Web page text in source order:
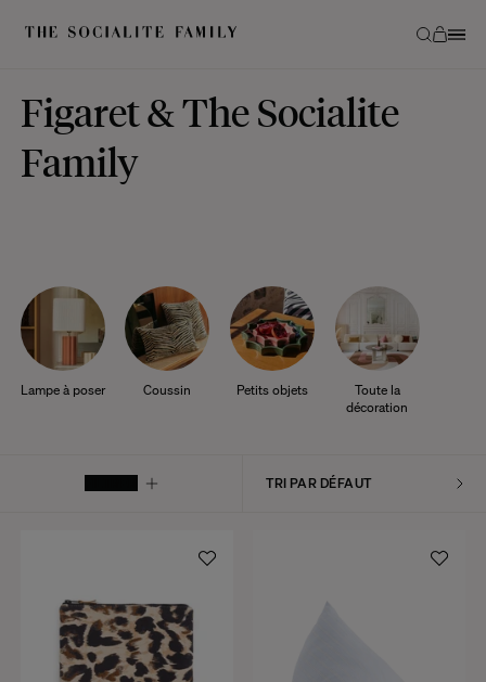
Figaret & The Socialite
Family
Lampe à poser Coussin Petits objets
Toute la
décoration